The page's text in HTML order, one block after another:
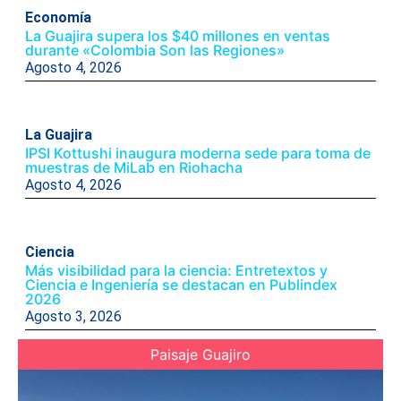
Economía
La Guajira supera los $40 millones en ventas
durante «Colombia Son las Regiones»
Agosto 4, 2026
La Guajira
IPSI Kottushi inaugura moderna sede para toma de
muestras de MiLab en Riohacha
Agosto 4, 2026
Ciencia
Más visibilidad para la ciencia: Entretextos y
Ciencia e Ingeniería se destacan en Publindex
2026
Agosto 3, 2026
Paisaje Guajiro